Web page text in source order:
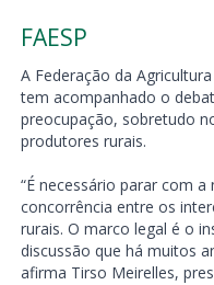
FAESP
A Federação da
tem acompanhado o
preocupação, sobretudo
produtores rurais.
“É necessário parar com
concorrência entre os
rurais. O marco legal é o
discussão que há muitos
afirma Tirso Meirelles,